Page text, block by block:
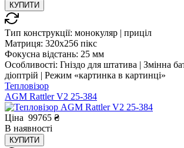
КУПИТИ
Тип конструкції: монокуляр | приціл
Матриця: 320x256 пікс
Фокусна відстань: 25 мм
Особливості: Гніздо для штатива | Змінна
діоптрій | Режим «картинка в картинці»
Тепловізор
AGM Rattler V2 25-384
Ціна 99765 ₴
В наявності
КУПИТИ